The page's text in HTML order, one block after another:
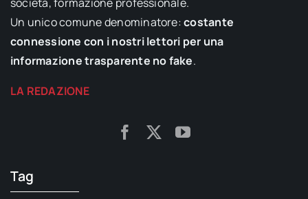
Un unico comune denominatore:costante
connessione con i nostri lettori per una
informazione trasparente no fake.
LA REDAZIONE
Tag